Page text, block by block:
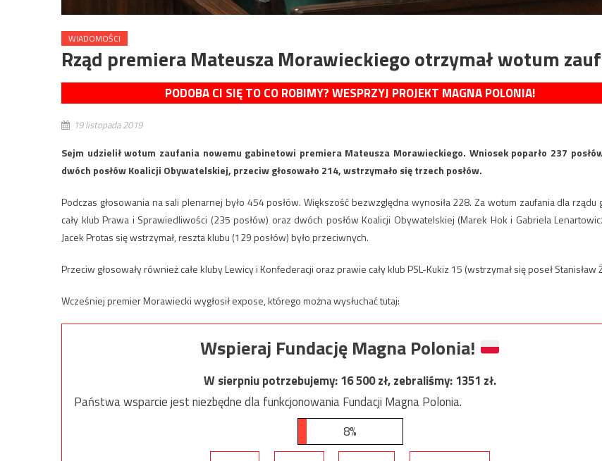
WIADOMOŚCI
Rząd premiera Mateusza Morawieckiego otrzymał wotum
PODOBA CI SIĘ TO CO ROBIMY? WESPRZYJ PROJEKT MAGNA POLONIA!
19 listopada 2019
Sejm udzielił wotum zaufania nowemu gabinetowi premiera Mateusza Morawieckiego. Wniosek poparło 237
dwóch posłów Koalicji Obywatelskiej, przeciw głosowało 214, wstrzymało się trzech posłów.
Podczas głosowania na sali plenarnej było 454 posłów. Większość bezwzględna wynosiła 228. Za wotum zaufania dla rządu
cały klub Prawa i Sprawiedliwości (235 posłów) oraz dwóch posłów Koalicji Obywatelskiej (Marek Hok i Gabriela
Jacek Protas się wstrzymał, reszta klubu (129 posłów) było przeciwnych.
Przeciw głosowały również całe kluby Lewicy i Konfederacji oraz prawie cały klub PSL-Kukiz 15 (wstrzymał się poseł Stanisław
Wcześniej premier Morawiecki wygłosił expose, którego można wysłuchać tutaj:
Wspieraj Fundację Magna Polonia!
W sierpniu potrzebujemy:16 500zł, zebraliśmy:1351 zł.
Państwa wsparcie jest niezbędne dla funkcjonowania Fundacji Magna Polonia.
8%